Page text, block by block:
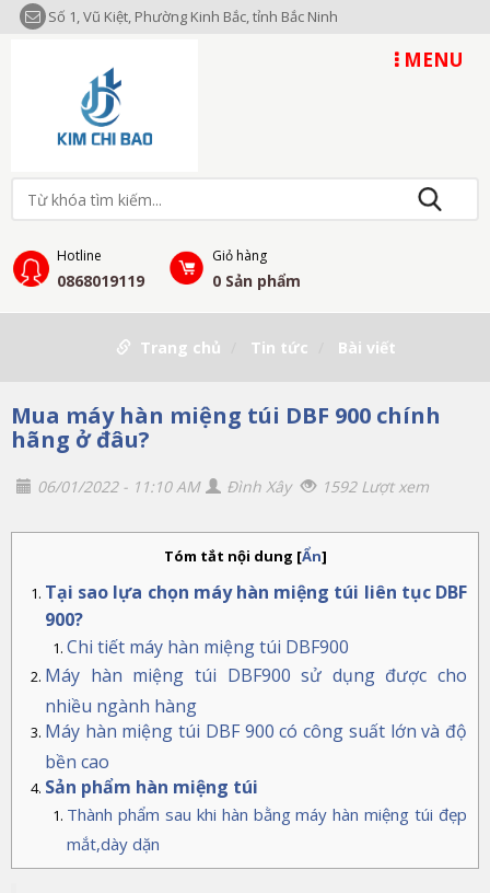
Số 1, Vũ Kiệt, Phường Kinh Bắc, tỉnh Bắc Ninh
MENU
Hotline
0868019119
Giỏ hàng
0 Sản phẩm
Trang chủ Tin tức Bài viết
Mua máy hàn miệng túi DBF 900 chính
hãng ở đâu?
06/01/2022 - 11:10 AM Đình Xây 1592 Lượt xem
Tóm tắt nội dung [Ẩn]
Tại sao lựa chọn máy hàn miệng túi liên tục DBF
900?
Chi tiết máy hàn miệng túi DBF900
Máy hàn miệng túi DBF900 sử dụng được cho
nhiều ngành hàng
Máy hàn miệng túi DBF 900 có công suất lớn và độ
bền cao
Sản phẩm hàn miệng túi
Thành phẩm sau khi hàn bằng máy hàn miệng túi đẹp
mắt,dày dặn